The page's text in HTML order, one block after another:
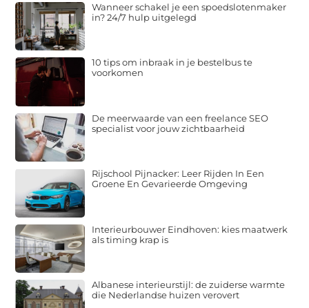
Wanneer schakel je een spoedslotenmaker
in? 24/7 hulp uitgelegd
10 tips om inbraak in je bestelbus te
voorkomen
De meerwaarde van een freelance SEO
specialist voor jouw zichtbaarheid
Rijschool Pijnacker: Leer Rijden In Een
Groene En Gevarieerde Omgeving
Interieurbouwer Eindhoven: kies maatwerk
als timing krap is
Albanese interieurstijl: de zuiderse warmte
die Nederlandse huizen verovert